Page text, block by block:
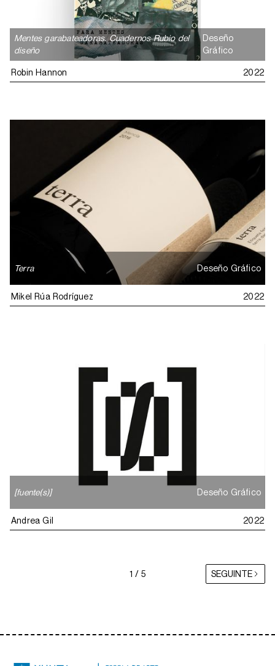
Mentes garabateadoras. Cuadernos Rubio del
diseño
Deseño
Gráfico
Robin Hannon 2022
Terra Deseño Gráfico
Mikel Rúa Rodríguez 2022
[fuente(s)] Deseño Gráfico
Andrea Gil 2022
SEGUINTE
1 / 5